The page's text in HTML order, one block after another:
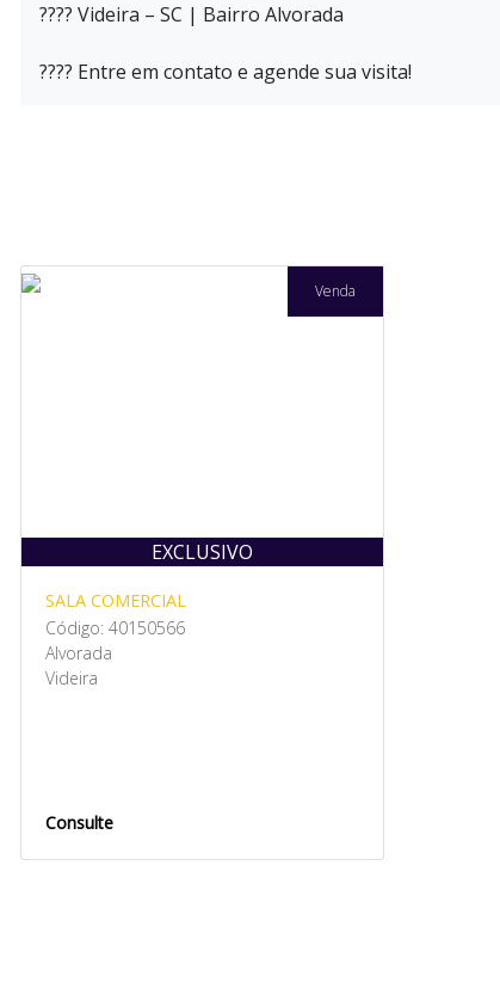
???? Videira – SC | Bairro Alvorada
???? Entre em contato e agende sua visita!
Venda
EXCLUSIVO
SALA COMERCIAL
Código: 40150566
Alvorada
Videira
Consulte